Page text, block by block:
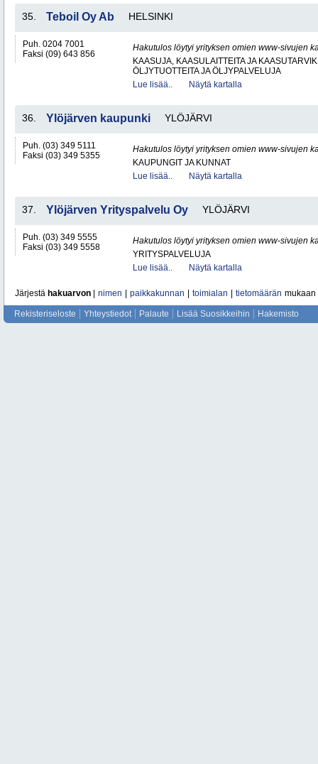
35. Teboil Oy Ab HELSINKI
Puh. 0204 7001
Faksi (09) 643 856
Hakutulos löytyi yrityksen omien www-sivujen
KAASUJA, KAASULAITTEITA JA
ÖLJYTUOTTEITA JA ÖLJYPALVELUJA
Lue lisää..
Näytä kartalla
36. Ylöjärven kaupunki YLÖJÄRVI
Puh. (03) 349 5111
Faksi (03) 349 5355
Hakutulos löytyi yrityksen omien www-sivujen
KAUPUNGIT JA KUNNAT
Lue lisää..
Näytä kartalla
37. Ylöjärven Yrityspalvelu Oy YLÖJÄRVI
Puh. (03) 349 5555
Faksi (03) 349 5558
Hakutulos löytyi yrityksen omien www-sivujen
YRITYSPALVELUJA
Lue lisää..
Näytä kartalla
Järjestä hakuarvon nimen paikkakunnan toimialan tietomäärän mukaan
Rekisteriseloste Yhteystiedot Palaute Lisää Suosikkeihin Hakemisto